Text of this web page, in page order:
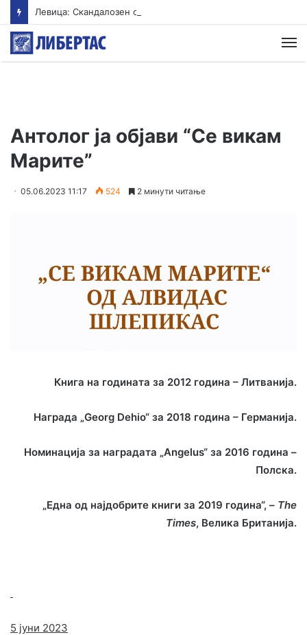
Антолог ја објави “Се викам
Марите”
05.06.2023 11:17 524 2 минути читање
Книга на годината за 2012 година – Литванија.
Награда „Georg Dehio“ за 2018 година – Германија.
Номинација за наградата „Angelus“ за 2016 година –
Полска.
„Една од најдобрите книги за 2019 година“, – The
Times, Велика Британија.
5 јуни 2023